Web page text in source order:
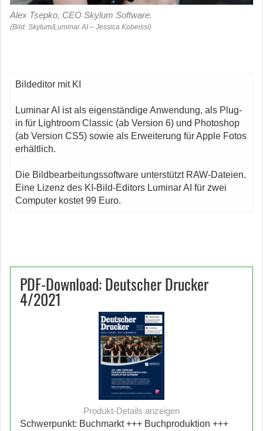
Alex Tsepko, CEO Skylum Software.
(Bild: Skylum/Luminar AI – Jessica Kobeissi)
Bildeditor mit KI
Luminar AI ist als eigenständige Anwendung, als Plug-
in für Lightroom Classic (ab Version 6) und Photoshop
(ab Version CS5) sowie als Erweiterung für Apple Fotos
erhältlich.
Die Bildbearbeitungssoftware unterstützt RAW-Dateien.
Eine Lizenz des KI-Bild-Editors Luminar AI für zwei
Computer kostet 99 Euro.
PDF-Download: Deutscher Drucker
4/2021
Produkt-Details anzeigen
Schwerpunkt: Buchmarkt +++ Buchproduktion +++